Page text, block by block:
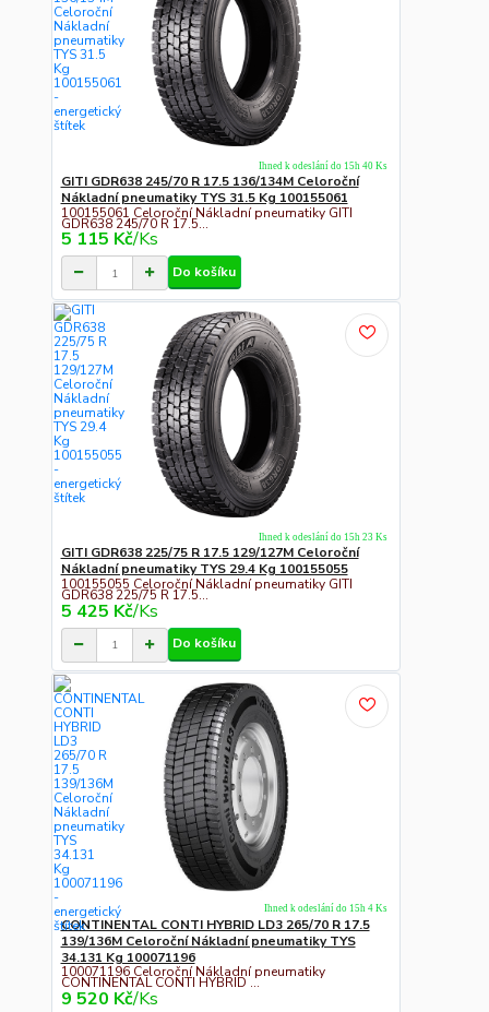
GITI GDR638 245/70 R 17.5 136/134M Celoroční
Nákladní pneumatiky TYS 31.5 Kg 100155061
100155061 Celoroční Nákladní pneumatiky GITI
GDR638 245/70 R 17.5...
5 115 Kč/Ks
Ihned k odeslání do 15h 40 Ks
Do košíku
GITI GDR638 225/75 R 17.5 129/127M Celoroční
Nákladní pneumatiky TYS 29.4 Kg 100155055
100155055 Celoroční Nákladní pneumatiky GITI
GDR638 225/75 R 17.5...
5 425 Kč/Ks
Ihned k odeslání do 15h 23 Ks
Do košíku
CONTINENTAL CONTI HYBRID LD3 265/70 R 17.5
139/136M Celoroční Nákladní pneumatiky TYS
34.131 Kg 100071196
100071196 Celoroční Nákladní pneumatiky
CONTINENTAL CONTI HYBRID ...
9 520 Kč/Ks
Ihned k odeslání do 15h 4 Ks